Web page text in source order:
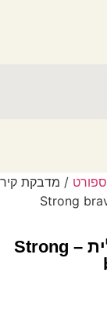
/ מדבקת קיר
מדבקת קיר לחדר כושר באנגלית – Strong